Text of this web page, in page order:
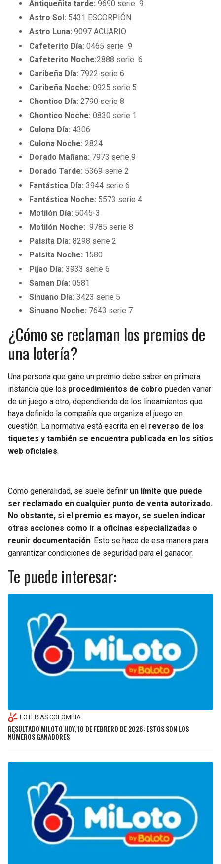
Antiqueñita tarde: 9690 serie 9
Astro Sol: 5431 ESCORPIÓN
Astro Luna: 9097 ACUARIO
Cafeterito Día:0465 serie 9
Cafeterito Noche:2888 serie 6
Caribeña Día: 7922 serie 6
Caribeña Noche:0925 serie 5
Chontico Día: 2790 serie 8
Chontico Noche: 0830 serie 1
Culona Día: 4306
Culona Noche:2824
Dorado Mañana: 7973 serie 9
Dorado Tarde: 5369 serie 2
Fantástica Día:3944 serie 6
Fantástica Noche: 5573 serie 4
Motilón Día: 5045-3
Motilón Noche: 9785 serie 8
Paisita Día: 8298 serie 2
Paisita Noche: 1580
Pijao Día:3933 serie 6
Saman Día: 0581
Sinuano Día:3423 serie 5
Sinuano Noche: 7643 serie 7
¿Cómo se reclaman los premios de
una lotería?
Una persona que gane un premio debe saber en primera
instancia que los procedimientos de cobro pueden variar
de un juego a otro, dependiendo de los lineamientos que
haya definido la compañía que organiza el juego en
cuestión. La normativa está escrita en el reverso de los
tiquetes y también se encuentra publicada en los sitios
web oficiales.
Como generalidad, se suele definir un límite que puede
ser reclamado en cualquier punto de venta autorizado.
No obstante, si el premio es mayor, se suelen indicar
otras acciones como ir a oficinas especializadas o
reunir documentación. Esto se hace de esa manera para
ganrantizar condiciones de seguridad para el ganador.
Te puede interesar:
LOTERIAS COLOMBIA
RESULTADO MILOTO HOY, 10 DE FEBRERO DE 2026: ESTOS SON LOS
NÚMEROS GANADORES